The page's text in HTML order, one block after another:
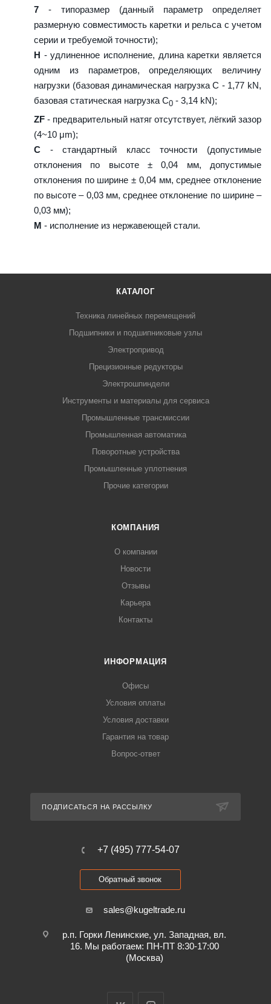
7 - типоразмер (данный параметр определяет
размерную совместимость каретки и рельса с учетом
серии и требуемой точности);
H - удлиненное исполнение, длина каретки является
одним из параметров, определяющих величину
нагрузки (базовая динамическая нагрузка C - 1,77 kN,
базовая статическая нагрузка С0 - 3,14 kN);
ZF - предварительный натяг отсутствует, лёгкий зазор
(4~10 μm);
C - стандартный класс точности (допустимые
отклонения по высоте ± 0,04 мм, допустимые
отклонения по ширине ± 0,04 мм, среднее отклонение
по высоте – 0,03 мм, среднее отклонение по ширине –
0,03 мм);
M - исполнение из нержавеющей стали.
КАТАЛОГ
Техника линейных перемещений
Подшипники и подшипниковые узлы
Электропривод
Прецизионные редукторы
Электрошпиндели
Инструменты и материалы для сервиса
Промышленные трансмиссии
Промышленная автоматика
Поворотные устройства
Промышленные уплотнения
Прочие категории
КОМПАНИЯ
О компании
Новости
Отзывы
Карьера
Контакты
ИНФОРМАЦИЯ
Офисы
Условия оплаты
Условия доставки
Гарантия на товар
Вопрос-ответ
ПОДПИСАТЬСЯ НА РАССЫЛКУ
+7 (495) 777-54-07
Обратный звонок
sales@kugeltrade.ru
р.п. Горки Ленинские, ул. Западная, вл.
16. Мы работаем: ПН-ПТ 8:30-17:00
(Москва)